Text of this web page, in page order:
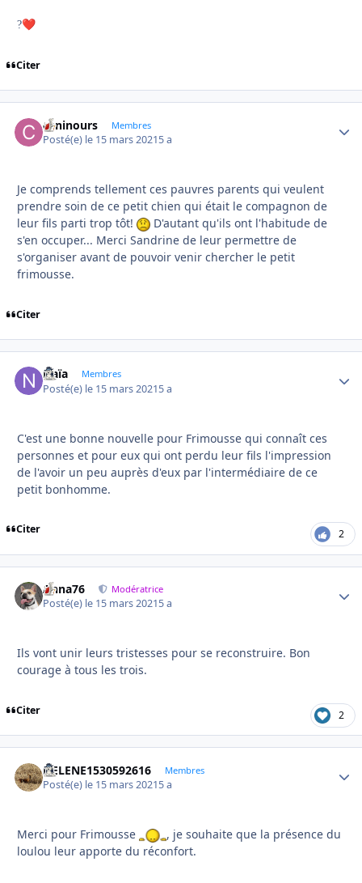
?❤️
Citer
caninours Membres
Posté(e) le 15 mars 20215 a
Je comprends tellement ces pauvres parents qui veulent
prendre soin de ce petit chien qui était le compagnon de
leur fils parti trop tôt!
D'autant qu'ils ont l'habitude de
s'en occuper... Merci Sandrine de leur permettre de
s'organiser avant de pouvoir venir chercher le petit
frimousse.
Citer
Naïa Membres
Posté(e) le 15 mars 20215 a
C'est une bonne nouvelle pour Frimousse qui connaît ces
personnes et pour eux qui ont perdu leur fils l'impression
de l'avoir un peu auprès d'eux par l'intermédiaire de ce
petit bonhomme.
Citer 2
Anna76 Modératrice
Posté(e) le 15 mars 20215 a
Ils vont unir leurs tristesses pour se reconstruire. Bon
courage à tous les trois.
Citer 2
HELENE1530592616 Membres
Posté(e) le 15 mars 20215 a
Merci pour Frimousse
, je souhaite que la présence du
loulou leur apporte du réconfort.